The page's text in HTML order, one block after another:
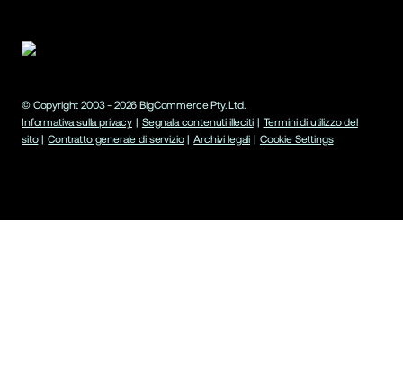
© Copyright 2003 - 2026 BigCommerce Pty. Ltd.
Informativa sulla privacy | Segnala contenuti illeciti | Termini di utilizzo del
sito | Contratto generale di servizio | Archivi legali | Cookie Settings